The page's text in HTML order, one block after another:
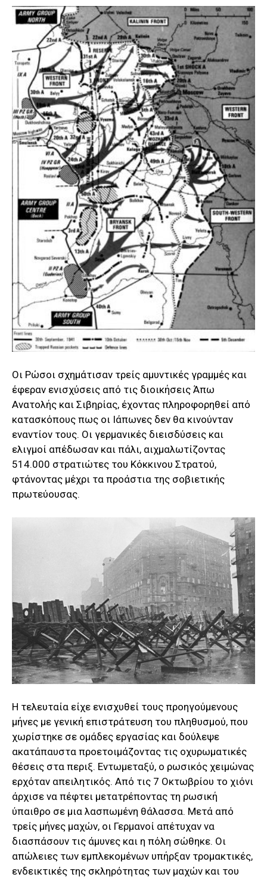
Οι Ρώσοι σχημάτισαν τρείς αμυντικές γραμμές και
έφεραν ενισχύσεις από τις διοικήσεις Άπω
Ανατολής και Σιβηρίας, έχοντας πληροφορηθεί από
κατασκόπους πως οι Ιάπωνες δεν θα κινούνταν
εναντίον τους. Οι γερμανικές διεισδύσεις και
ελιγμοί απέδωσαν και πάλι, αιχμαλωτίζοντας
514.000 στρατιώτες του Κόκκινου Στρατού,
φτάνοντας μέχρι τα προάστια της σοβιετικής
πρωτεύουσας.
Η τελευταία είχε ενισχυθεί τους προηγούμενους
μήνες με γενική επιστράτευση του πληθυσμού, που
χωρίστηκε σε ομάδες εργασίας και δούλεψε
ακατάπαυστα προετοιμάζοντας τις οχυρωματικές
θέσεις στα περιξ. Εντωμεταξύ, ο ρωσικός χειμώνας
ερχόταν απειλητικός. Από τις 7 Οκτωβρίου το χιόνι
άρχισε να πέφτει μετατρέποντας τη ρωσική
ύπαιθρο σε μια λασπωμένη θάλασσα. Μετά από
τρείς μήνες μαχών, οι Γερμανοί απέτυχαν να
διασπάσουν τις άμυνες και η πόλη σώθηκε. Οι
απώλειες των εμπλεκομένων υπήρξαν τρομακτικές,
ενδεικτικές της σκληρότητας των μαχών και του